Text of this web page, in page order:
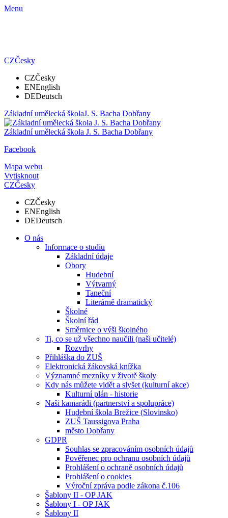
Menu
CZČesky
CZČesky
ENEnglish
DEDeutsch
Základní umělecká školaJ. S. Bacha Dobřany
Základní umělecká škola J. S. Bacha Dobřany
Facebook
Mapa webu
Vytisknout
CZČesky
CZČesky
ENEnglish
DEDeutsch
O nás
Informace o studiu
Základní údaje
Obory
Hudební
Výtvarný
Taneční
Literárně dramatický
Školné
Školní řád
Směrnice o výši školného
Ti, co se už všechno naučili (naši učitelé)
Rozvrhy
Přihláška do ZUŠ
Elektronická žákovská knížka
Významné mezníky v životě školy
Kdy nás můžete vidět a slyšet (kulturní akce)
Kulturní plán - historie
Naši kamarádi (partnerství a spolupráce)
Hudební škola Brežice (Slovinsko)
ZUŠ Taussigova Praha
město Dobřany
GDPR
Souhlas se zpracováním osobních údajů
Pověřenec pro ochranu osobních údajů
Prohlášení o ochraně osobních údajů
Prohlášení o cookies
Výroční zpráva podle zákona č.106
Šablony II - OP JAK
Šablony I - OP JAK
Šablony II